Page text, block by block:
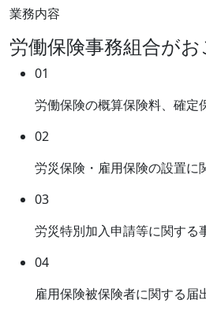
業務内容
労働保険事務組合が
01
労働保険の概算保険料、確定
02
労災保険・雇用保険の設置に
03
労災特別加入申請等に関する
04
雇用保険被保険者に関する届